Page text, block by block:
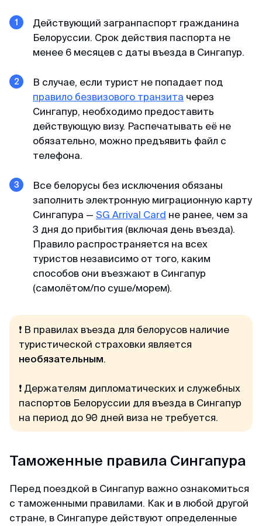
Приятное общение
быстро, приятное общение через переписку,
всë разъяснили и был успех. Большое спасибо
за помощь, буду пользоваться вашим каналом
и рекомендовать своим друзьям. Огромное
спасибо 🙏💕
Отзыв с Яндекса · 2024
Оперативно
Спасибо, спасибо за оформленную визу в
Сингапур, очень оперативно, минимальный
пакет документов. При учете что я хотела
подавать в визовый центр в питере,
подготовила огромный список документов, но
отчаялась но нашла этих ребят. и все
оперативно сделали
Камил
Отзыв с ВКонтакте · 2025
Без заморочек
головной боли.
Александра
Отзыв с Google · 2024
Пользователям
Конфиденциальность
Действующий загранпаспорт гражданина
Белоруссии. Срок действия паспорта не
менее 6 месяцев с даты въезда в Сингапур.
В случае, если турист не попадает под
правило безвизового транзита через
Сингапур, необходимо предоставить
действующую визу. Распечатывать её не
обязательно, можно предъявить файл с
телефона.
Все белорусы без исключения обязаны
заполнить электронную миграционную карту
Сингапура — SG Arrival Card не ранее, чем за
3 дня до прибытия (включая день въезда).
Правило распространяется на всех
туристов независимо от того, каким
способов они въезжают в Сингапур
(самолётом/по суше/морем).
❗ В правилах въезда для белорусов наличие
туристической страховки является
необязательным.
❗ Держателям дипломатических и служебных
паспортов Белоруссии для въезда в Сингапур
на период до 90 дней виза не требуется.
Таможенные правила Сингапура
Перед поездкой в Сингапур важно ознакомиться
с таможенными правилами. Как и в любой другой
стране, в Сингапуре действуют определенные